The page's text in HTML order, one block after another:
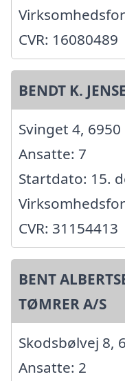
CVR: 16080489
BENDT K.
Svinget 4,
Ansatte: 7
Startdato: 15.
CVR: 31154413
BENT
TØMRER A/S
Skodsbølvej 8,
Ansatte: 2